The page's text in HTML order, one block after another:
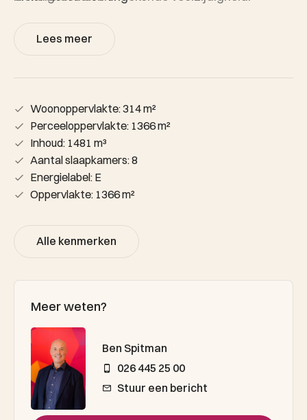
-Fraai aangelegde, zonnige tuin op het westen
Lees meer
Woonoppervlakte: 314 m²
Perceeloppervlakte: 1366 m²
Inhoud: 1481 m³
Aantal slaapkamers: 8
Energielabel: E
Oppervlakte: 1366 m²
Alle kenmerken
Meer weten?
Ben Spitman
026 445 25 00
Stuur een bericht